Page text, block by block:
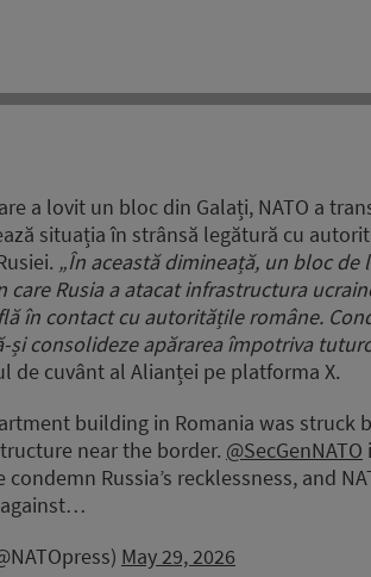
a lovit un bloc din Galați, NATO a
situația în strânsă legătură cu
„În această dimineață, un bloc
Rusia a atacat infrastructura
în contact cu autoritățile române.
și consolideze apărarea împotriva
de cuvânt al Alianței pe platforma X.
building in Romania was struck
near the border. @SecGenNATO
Russia’s recklessness, and
May 29, 2026